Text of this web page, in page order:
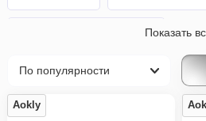
III Рестайлинг (2008-2012)
III 2-й Рестайлинг (2012-2015)
Escudo
Показать
Aokly